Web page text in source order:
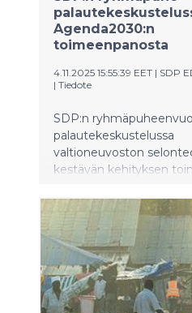
Agenda2030:n
toimeenpanosta
4.11.2025 15:55:39 EET | SDP
| Tiedote
SDP:n
palautekeskustelussa
valtioneuvoston
kestävän kehityksen
4.11.2025. Puhujana
kansanedustaja Lotta
Muutokset puhuttaessa